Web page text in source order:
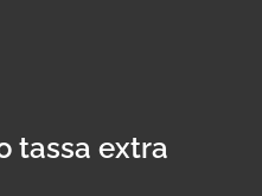
tassa extra